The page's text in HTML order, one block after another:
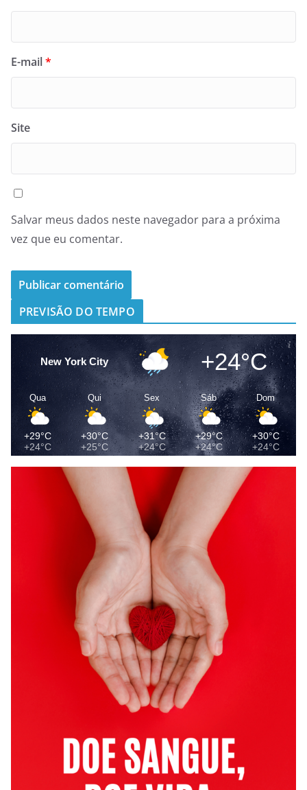
E-mail*
Site
Salvar meus dados neste navegador para a próxima
vez que eu comentar.
PREVISÃO DO TEMPO
New York City +24°C
Qua
+29°C
+24°C
Qui
+30°C
+25°C
Sex
+31°C
+24°C
Sáb
+29°C
+24°C
Dom
+30°C
+24°C